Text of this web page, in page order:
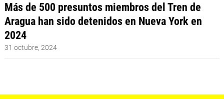
Más de 500 presuntos miembros del Tren de
Aragua han sido detenidos en Nueva York en
2024
31 octubre, 2024